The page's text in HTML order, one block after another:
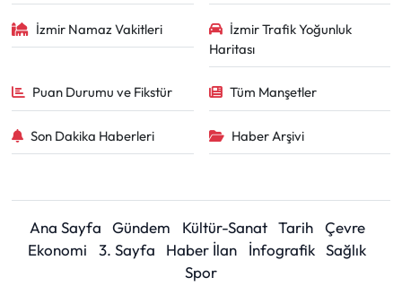
İzmir Namaz Vakitleri
İzmir Trafik Yoğunluk
Haritası
Puan Durumu ve Fikstür Tüm Manşetler
Son Dakika Haberleri Haber Arşivi
Ana Sayfa Gündem Kültür-Sanat Tarih
Çevre
Ekonomi
3. Sayfa Haber İlan İnfografik Sağlık
Spor